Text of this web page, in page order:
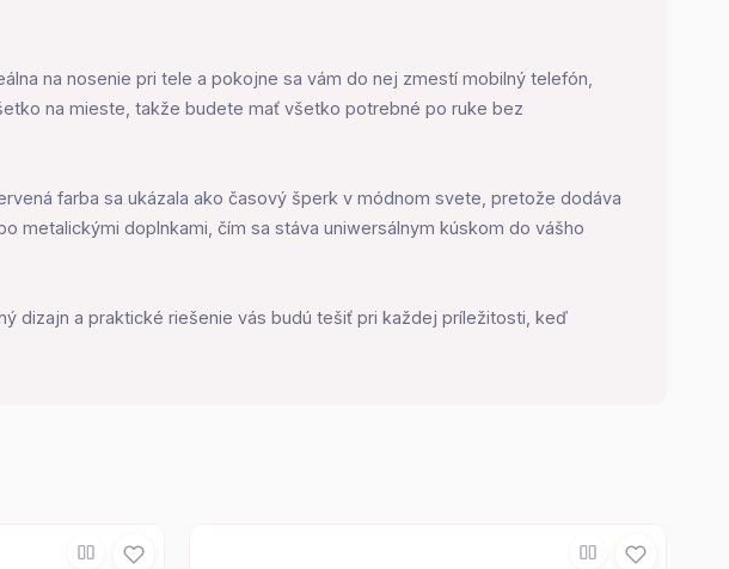
na nosenie pri tele a pokojne sa vám do nej zmestí mobilný telefón,
na mieste, takže budete mať všetko potrebné po ruke bez
farba sa ukázala ako časový šperk v módnom svete, pretože dodáva
metalickými doplnkami, čím sa stáva uniwersálnym kúskom do vášho
dizajn a praktické riešenie vás budú tešiť pri každej príležitosti, keď